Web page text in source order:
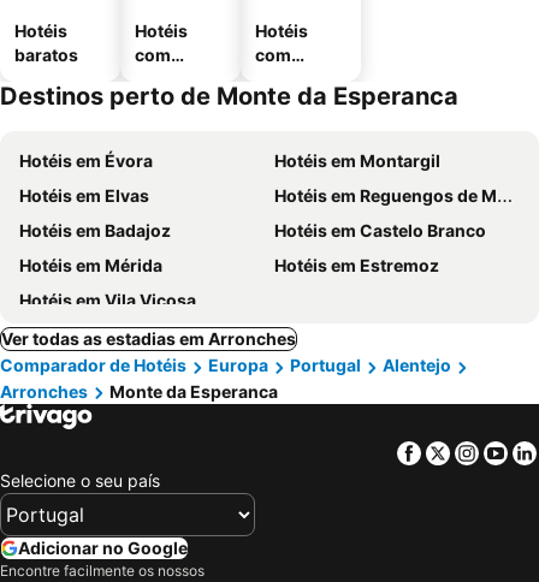
Hotéis
baratos
Hotéis
com
Hotéis
com
mento
Destinos perto de Monte da Esperanca
Hotéis em Évora
Hotéis em Montargil
Hotéis em Elvas
Hotéis em Reguengos de Monsaraz
Hotéis em Badajoz
Hotéis em Castelo Branco
Hotéis em Mérida
Hotéis em Estremoz
Hotéis em Vila Viçosa
Ver todas as estadias em Arronches
Comparador de Hotéis
Europa Portugal
Alentejo
Arronches
Monte da Esperanca
Facebook
Twitter
Selecione o seu país
Adicionar no Google
Encontre facilmente os nossos